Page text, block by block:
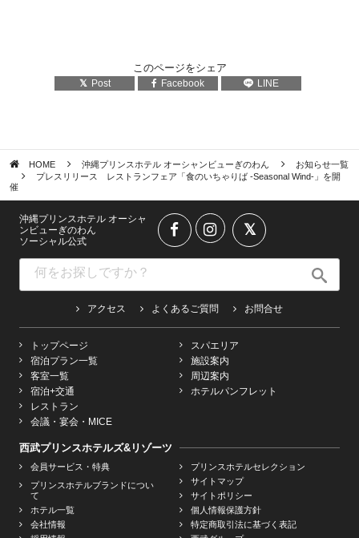
このページをシェア
Post Facebook LINE
HOME 沖縄プリンスホテル オーシャンビューぎのわん
お知らせ一覧
プレスリリース レストランフェア「食のいちゃりば -Seasonal Wind-」を開
催
沖縄プリンスホテル オーシャ
ンビューぎのわん
ソーシャル公式
アクセス よくあるご質問 お問合せ
トップページ
宿泊プラン一覧
客室一覧
宿泊+交通
レストラン
会議・宴会・MICE
スパエリア
施設案内
周辺案内
ホテルパンフレット
西武プリンスホテルズ&リゾーツ
会員サービス・特典
プリンスホテルブランドについ
て
ホテル一覧
会社情報
プリンスホテルセレクション
サイトマップ
サイトポリシー
個人情報保護方針
特定商取引法に基づく表記